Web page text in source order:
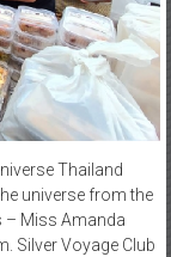
Thailand
universe from the
– Miss Amanda
Silver Voyage Club